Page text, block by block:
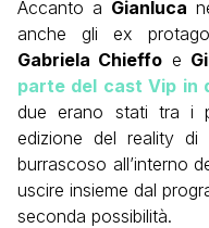
Accanto a Gianluca
anche gli ex
Gabriela Chieffo e
parte del cast Vip in
due erano stati tra i
edizione del reality
burrascoso all’interno
uscire insieme dal
seconda possibilità.